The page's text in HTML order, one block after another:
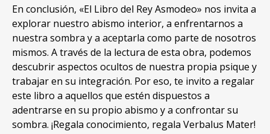
En conclusión, «El Libro del Rey Asmodeo» nos invita a
explorar nuestro abismo interior, a enfrentarnos a
nuestra sombra y a aceptarla como parte de nosotros
mismos. A través de la lectura de esta obra, podemos
descubrir aspectos ocultos de nuestra propia psique y
trabajar en su integración. Por eso, te invito a regalar
este libro a aquellos que estén dispuestos a
adentrarse en su propio abismo y a confrontar su
sombra. ¡Regala conocimiento, regala Verbalus Mater!